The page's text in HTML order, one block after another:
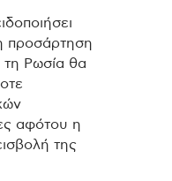
προσάρτηση
Ρωσία θα
αφότου η
της